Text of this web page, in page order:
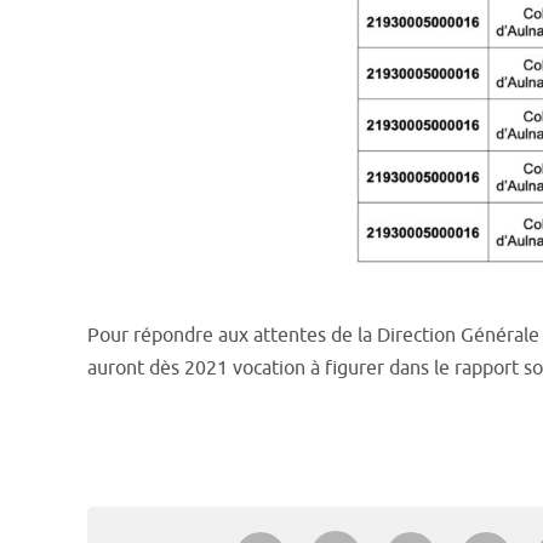
Pour répondre aux attentes de la Direction
auront dès 2021 vocation à figurer dans le rapport